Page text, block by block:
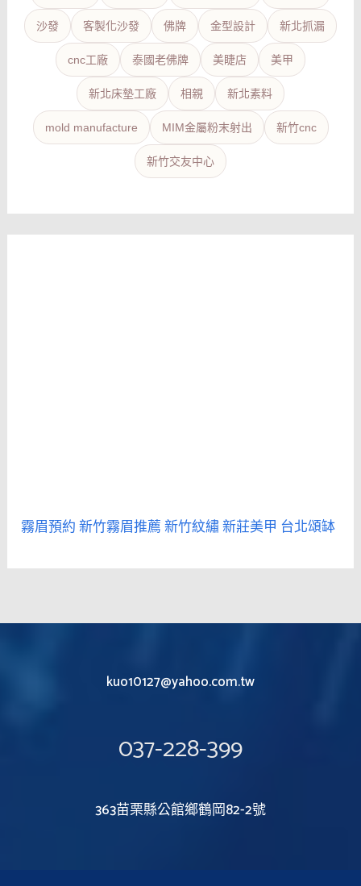
沙發 客製化沙發 佛牌 金型設計 新北抓漏
cnc工廠 泰國老佛牌 美睫店 美甲
新北床墊工廠 相親 新北素料
mold manufacture MIM金屬粉末射出 新竹cnc
新竹交友中心
霧眉預約新竹霧眉推薦新竹紋繡新莊美甲 台北頌缽
kuo10127@yahoo.com.tw
037-228-399
363苗栗縣公館鄉鶴岡82-2號